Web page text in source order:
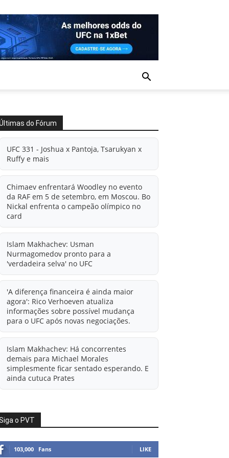
do Fórum
UFC 331 - Joshua x Pantoja, Tsarukyan x
Ruffy e mais
Chimaev enfrentará Woodley no evento
da RAF em 5 de setembro, em Moscou. Bo
Nickal enfrenta o campeão olímpico no
card
Islam Makhachev: Usman
Nurmagomedov pronto para a
'verdadeira selva' no UFC
'A diferença financeira é ainda maior
agora': Rico Verhoeven atualiza
informações sobre possível mudança
para o UFC após novas negociações.
Islam Makhachev: Há concorrentes
demais para Michael Morales
simplesmente ficar sentado esperando. E
ainda cutuca Prates
condição de agente livre de Usman
Nurmagomedov.
Alistair Overeem x Rico Verhoeven em
o PVT
103,000 Fans LIKE